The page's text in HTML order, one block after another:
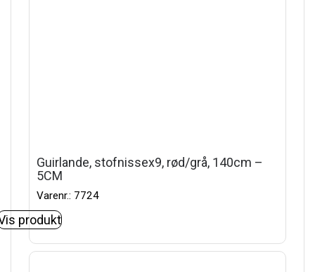
Guirlande, stofnissex9, rød/grå, 140cm –
5CM
Varenr.: 7724
produkt